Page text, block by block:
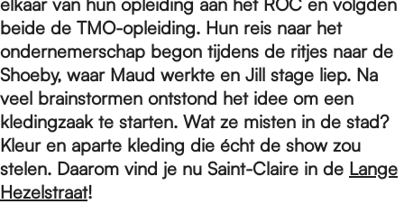
p
a
g
beide de TMO-opleiding. Hun reis naar het
ondernemerschap begon tijdens de ritjes naar de
Shoeby, waar Maud werkte en Jill stage liep. Na
veel brainstormen ontstond het idee om een
kledingzaak te starten. Wat ze misten in de stad?
Kleur en aparte kleding die écht de show zou
stelen. Daarom vind je nu Saint-Claire in de Lange
Hezelstraat!